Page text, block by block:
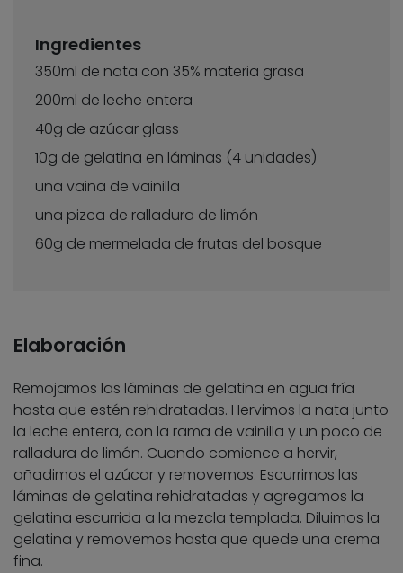
Ingredientes
350ml de nata con 35% materia grasa
200ml de leche entera
40g de azúcar glass
10g de gelatina en láminas (4 unidades)
una vaina de vainilla
una pizca de ralladura de limón
60g de mermelada de frutas del bosque
Elaboración
Remojamos las láminas de gelatina en agua fría
hasta que estén rehidratadas. Hervimos la nata junto
la leche entera, con la rama de vainilla y un poco de
ralladura de limón. Cuando comience a hervir,
añadimos el azúcar y removemos. Escurrimos las
láminas de gelatina rehidratadas y agregamos la
gelatina escurrida a la mezcla templada. Diluimos la
gelatina y removemos hasta que quede una crema
fina.